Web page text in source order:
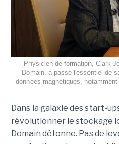
Physicien de formation, Clark
Domain, a passé l'essentiel de
données magnétiques,
Dans la galaxie des start-
révolutionner le stockage
Domain détonne. Pas de